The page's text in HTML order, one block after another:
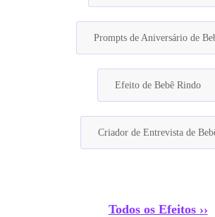
Prompts de Aniversário de
Efeito de Bebê Rindo
Criador de Entrevista de
Todos os Efeitos ››